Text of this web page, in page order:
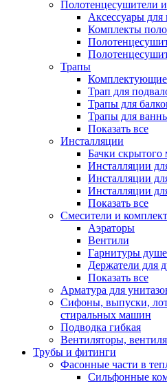
Полотенцесушители
Аксессуары для
Комплекты
Трапы
Комплектующие
Трап для
Трапы для
Трапы для
Показать все
Инсталляции
Бачки скрытого
Инсталляции
Инсталляции
Инсталляции
Показать все
Смесители и
Аэраторы
Вентили
Гарнитуры
Держатели для
Показать все
Арматура для
Сифоны, выпуски,
стиральных машин
Подводка гибкая
Вентиляторы,
Трубы и фитинги
Фасонные части в
Cильфонные